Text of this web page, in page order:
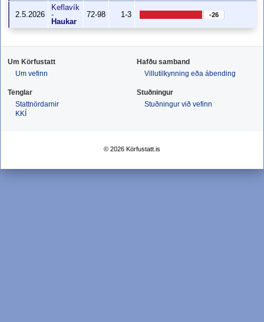
2.5.2026
Keflavík
-
Haukar
72-98 1-3 -26
Um Körfustatt
Um vefinn
Hafðu samband
Villutilkynning eða ábending
Tenglar
Stattnördarnir
KKÍ
Stuðningur
Stuðningur við vefinn
© 2026 Körfustatt.is